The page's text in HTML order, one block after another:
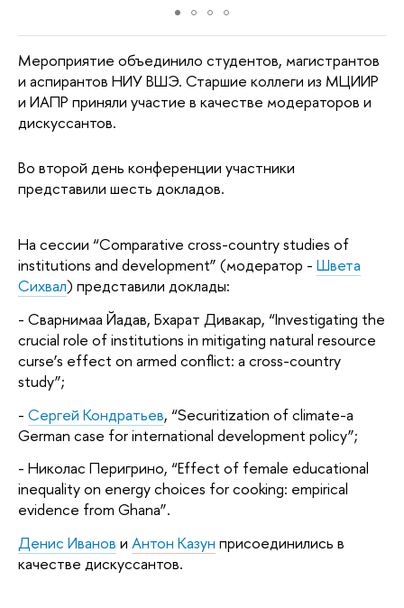
Мероприятие объединило студентов, магистрантов
и аспирантов НИУ ВШЭ. Старшие коллеги из МЦИИР
и ИАПР приняли участие в качестве модераторов и
дискуссантов.
Во второй день конференции участники
представили шесть докладов.
На сессии “Comparative cross-country studies of
institutions and development” (модератор - Швета
Сихвал) представили доклады:
- Сварнимаа Йадав, Бхарат Дивакар, “Investigating the
crucial role of institutions in mitigating natural resource
curse’s effect on armed conflict: а cross-country
study”;
- Сергей Кондратьев, “Securitization of climate-a
German case for international development policy”;
- Николас Перигрино, “Effect of female educational
inequality on energy choices for cooking: empirical
evidence from Ghana”.
Денис Иванов и Антон Казун присоединились в
качестве дискуссантов.